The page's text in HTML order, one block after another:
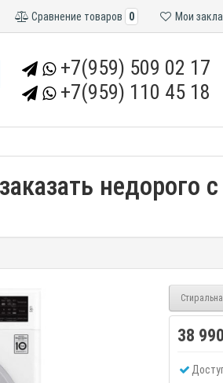
Мои
Сравнение товаров 0
+7(959) 509 02 17
+7(959) 110 45 18
недорого
38